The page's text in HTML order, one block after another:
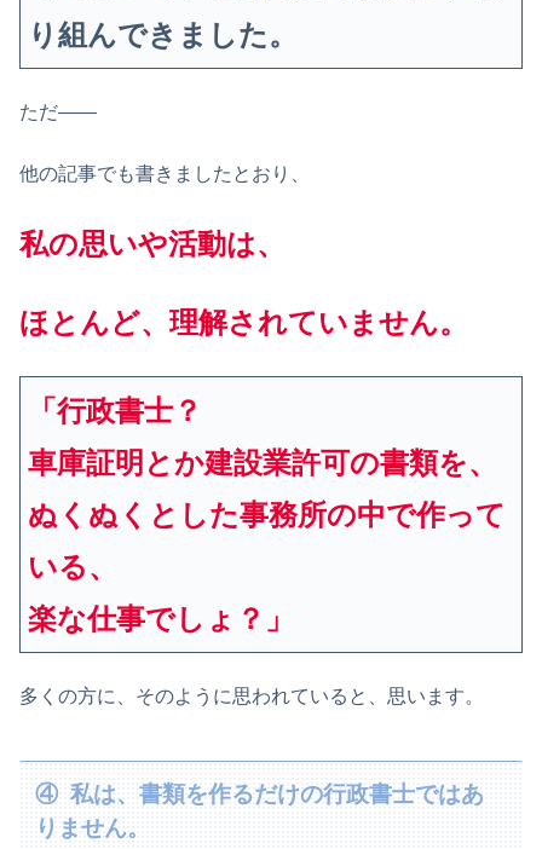
り組んできました。
ただ——
他の記事でも書きましたとおり、
私の思いや活動は、
ほとんど、理解されていません。
「行政書士？
車庫証明とか建設業許可の書類を、
ぬくぬくとした事務所の中で作って
いる、
楽な仕事でしょ？」
多くの方に、そのように思われていると、思います。
④ 私は、書類を作るだけの行政書士ではあ
りません。